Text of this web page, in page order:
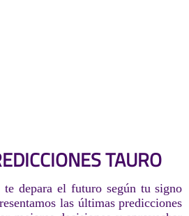
TAURO
te depara el futuro según tu signo
las últimas predicciones